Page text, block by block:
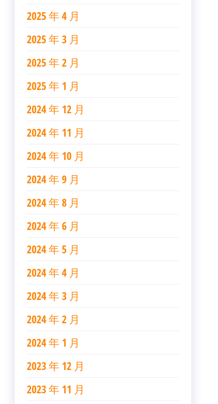
2025 年 4 月
2025 年 3 月
2025 年 2 月
2025 年 1 月
2024 年 12 月
2024 年 11 月
2024 年 10 月
2024 年 9 月
2024 年 8 月
2024 年 6 月
2024 年 5 月
2024 年 4 月
2024 年 3 月
2024 年 2 月
2024 年 1 月
2023 年 12 月
2023 年 11 月